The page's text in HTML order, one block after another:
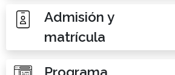
Admisión y
matrícula